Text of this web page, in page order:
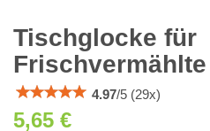
Tischglocke für
Frischvermählte
4.97/5 (29x)
5,65 €